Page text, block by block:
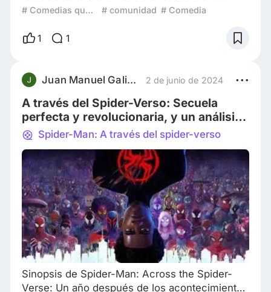
¿Puede una broma, un juego o una parodia, si
en un salvavidas? Community llega a nuestras
suspendido se ve obligado a asistir a una
universidad comunitaria y forma un grupo de
estudio falso
# Comedias que se ponen serias # comunidad # Comedia
1 1
Juan Manuel Galindez 2 de junio de 2024
A través del Spider-Verso: Secuela
perfecta y revolucionaria, y un análisis
a la necesidad de cambios en
adaptaciones
Spider-Man: A través del spider-verso
Sinopsis de Spider-Man: Across the Spider-
Verse: Un año después de los acontecimientos